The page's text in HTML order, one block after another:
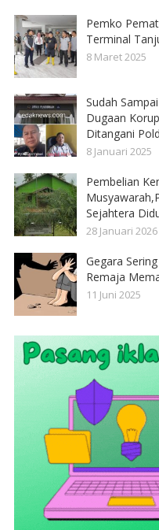
Pemko
Terminal
8 Maret 2025
Sudah
Dugaan
Ditangani
8 Januari 2025
Pembelian
Sejahtera
28 Januari 2026
Gegara
Remaja
11 Juni 2025